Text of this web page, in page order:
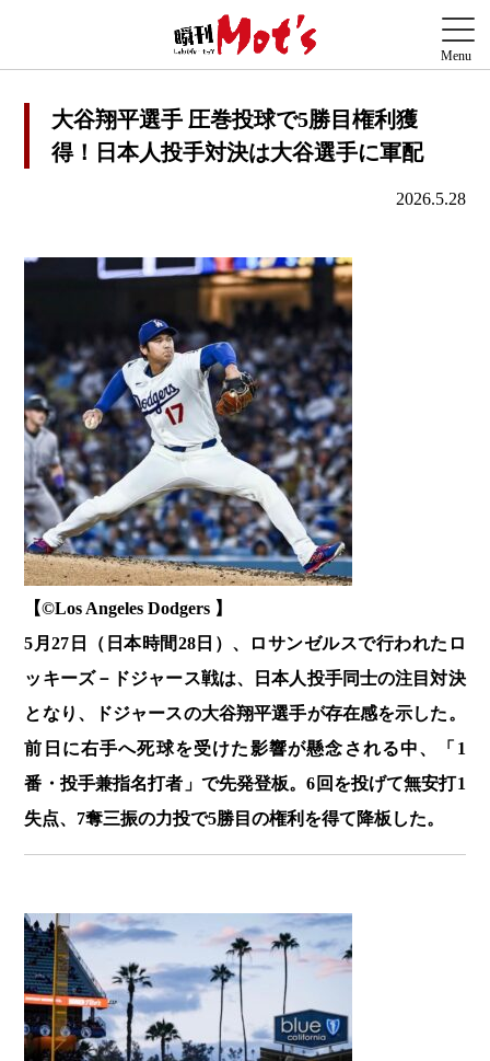
大谷翔平選手 圧巻投球で5勝目権利獲
得！日本人投手対決は大谷選手に軍配
2026.5.28
【©️Los Angeles Dodgers 】
5月27日（日本時間28日）、ロサンゼルスで行われたロ
ッキーズ－ドジャース戦は、日本人投手同士の注目対決
となり、ドジャースの大谷翔平選手が存在感を示した。
前日に右手へ死球を受けた影響が懸念される中、「1
番・投手兼指名打者」で先発登板。6回を投げて無安打1
失点、7奪三振の力投で5勝目の権利を得て降板した。